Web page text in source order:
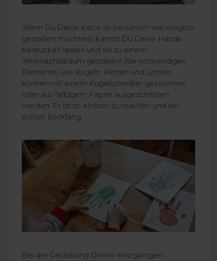
Wenn Du Deine Karte so persönlich wie möglich
gestalten möchtest, kannst Du Deine Hände
bedrucken lassen und sie zu einem
Weihnachtsbaum gestalten! Alle notwendigen
Elemente, wie Kugeln, Ketten und Lichter,
können mit einem Kugelschreiber gezeichnet
oder aus farbigem Papier ausgeschnitten
werden. Es ist so einfach zu machen und ein
echter Blickfang.
Bei der Gestaltung Deiner einzigartigen